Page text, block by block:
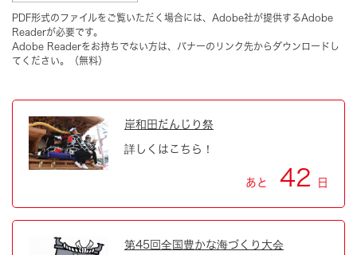
PDF形式のファイルをご覧いただく場合には、Adobe社が提供するAdobe
Readerが必要です。
Adobe Readerをお持ちでない方は、バナーのリンク先からダウンロードし
てください。（無料）
岸和田だんじり祭
詳しくはこちら！
あと 42 日
第45回全国豊かな海づくり大会